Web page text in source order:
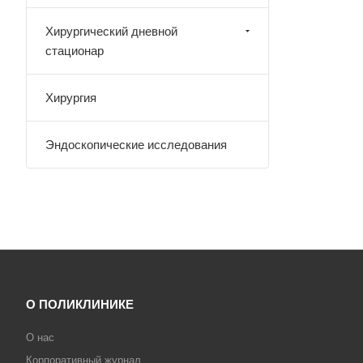
Хирургический дневной
стационар
Хирургия
Эндоскопические исследования
О ПОЛИКЛИНИКЕ
О нас
Корпоративный журнал